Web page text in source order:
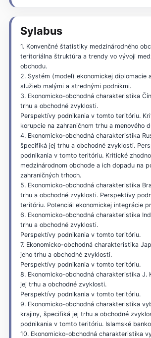
Sylabus
1. Konvenčné štatistiky medzinárodného
teritoriálna štruktúra a trendy vo vývoji
obchodu.
2. Systém (model) ekonomickej diplomacie
služieb malými a strednými podnikmi.
3. Ekonomicko-obchodná charakteristika
trhu a obchodné zvyklosti.
Perspektívy podnikania v tomto teritóriu.
korupcie na zahraničnom trhu a menového
4. Ekonomicko-obchodná charakteristika
špecifiká jej trhu a obchodné zvyklosti.
podnikania v tomto teritóriu. Kritické
medzinárodnom obchode a ich dopadu na
zahraničných trhoch.
5. Ekonomicko-obchodná charakteristika
trhu a obchodné zvyklosti. Perspektívy
teritóriu. Potenciál ekonomickej integrácie
6. Ekonomicko-obchodná charakteristika
trhu a obchodné zvyklosti.
Perspektívy podnikania v tomto teritóriu.
7. Ekonomicko-obchodná charakteristika
jeho trhu a obchodné zvyklosti.
Perspektívy podnikania v tomto teritóriu.
8. Ekonomicko-obchodná charakteristika J.
jej trhu a obchodné zvyklosti.
Perspektívy podnikania v tomto teritóriu.
9. Ekonomicko-obchodná charakteristika
krajiny, špecifiká jej trhu a obchodné
podnikania v tomto teritóriu. Islamské
10. Ekonomicko-obchodná charakteristika